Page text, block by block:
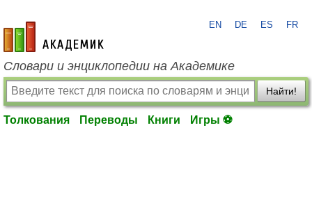
academic.ru
EN DE ES FR
Словари и энциклопедии на Академике
Найти!
Толкования Переводы Книги Игры ⚽